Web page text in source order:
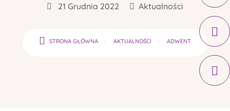
21 Grudnia 2022 Aktualności
STRONA GŁÓWNA AKTUALNOŚCI ADWENT